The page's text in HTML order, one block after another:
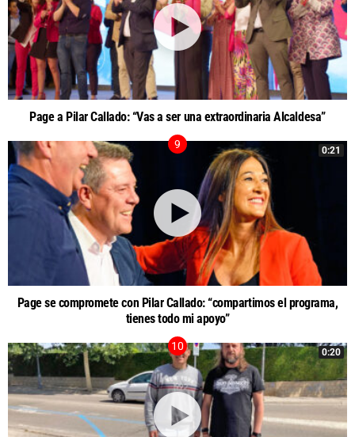
Page a Pilar Callado: “Vas a ser una extraordinaria Alcaldesa”
0:21
Page se compromete con Pilar Callado: “compartimos el programa,
tienes todo mi apoyo”
0:20